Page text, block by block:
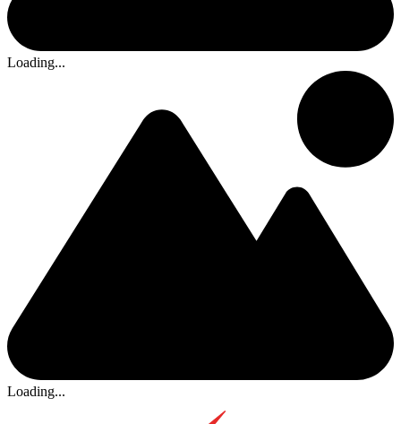
Loading...
Loading...